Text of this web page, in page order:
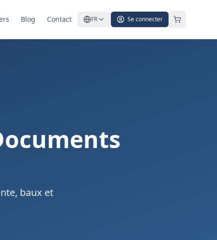
Blog Contact FR Se connecter
baux et